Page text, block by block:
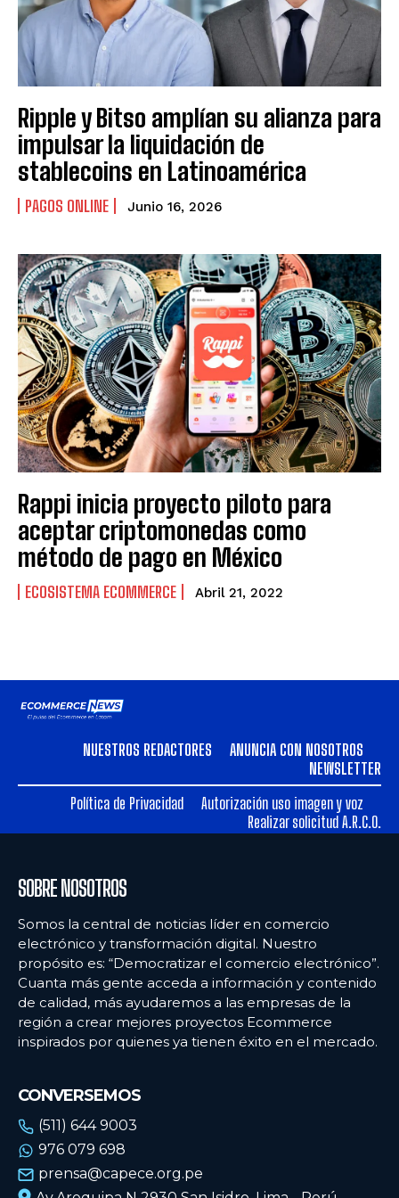
Ecommercenews
ARGENTINA
BOLIVIA
CHILE
ECUADOR
MÉXICO
URUGUAY
VENEZUELA
Ecommercenews
ARGENTINA
BOLIVIA
CHILE
ECUADOR
MÉXICO
URUGUAY
VENEZUELA
Ripple y Bitso amplían su alianza para
impulsar la liquidación de
stablecoins en Latinoamérica
PAGOS ONLINE Junio 16, 2026
Rappi inicia proyecto piloto para
aceptar criptomonedas como
método de pago en México
ECOSISTEMA ECOMMERCE Abril 21, 2022
NUESTROS REDACTORES
ANUNCIA CON NOSOTROS
NEWSLETTER
Política de Privacidad
Autorización uso imagen y voz
Realizar solicitud A.R.C.O.
SOBRE NOSOTROS
Somos la central de noticias líder en comercio
electrónico y transformación digital. Nuestro
propósito es: “Democratizar el comercio electrónico”.
Cuanta más gente acceda a información y contenido
de calidad, más ayudaremos a las empresas de la
región a crear mejores proyectos Ecommerce
inspirados por quienes ya tienen éxito en el mercado.
CONVERSEMOS
(511) 644 9003
976 079 698
prensa@capece.org.pe